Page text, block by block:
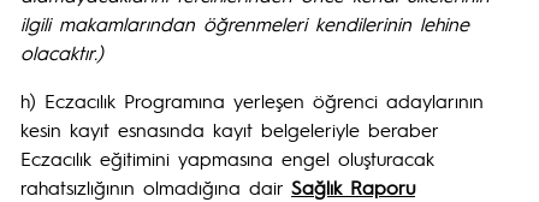
ilgili makamlarından öğrenmeleri kendilerinin lehine
olacaktır.)
h) Eczacılık Programına yerleşen öğrenci adaylarının
kesin kayıt esnasında kayıt belgeleriyle beraber
Eczacılık eğitimini yapmasına engel oluşturacak
rahatsızlığının olmadığına dair Sağlık Raporu